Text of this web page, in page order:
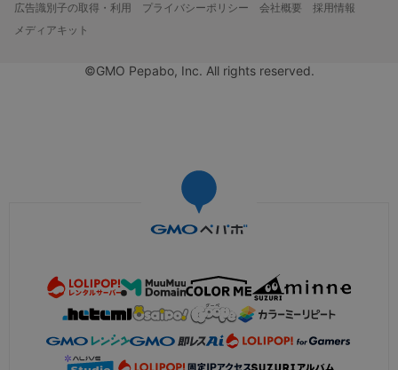
広告識別子の取得・利用
プライバシーポリシー 会社概要
採用情報
メディアキット
©GMO Pepabo, Inc. All rights reserved.